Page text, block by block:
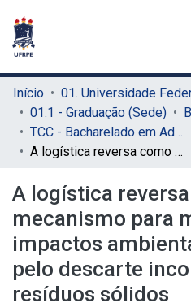
Início
01.1 - Graduação (Sede)
TCC - Bacharelado em Administração (Sede)
A logística reversa como mecanismo para minimizar os impactos ambientais causados pelo descarte incorreto dos resíduos sólidos
A logística
mecanismo para
impactos
pelo descarte
resíduos sólidos